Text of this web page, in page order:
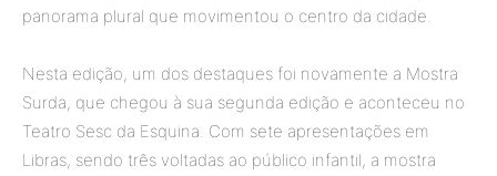
panorama plural que movimentou o centro da cidade.
Nesta edição, um dos destaques foi novamente a Mostra
Surda, que chegou à sua segunda edição e aconteceu no
Teatro Sesc da Esquina. Com sete apresentações em
Libras, sendo três voltadas ao público infantil, a mostra